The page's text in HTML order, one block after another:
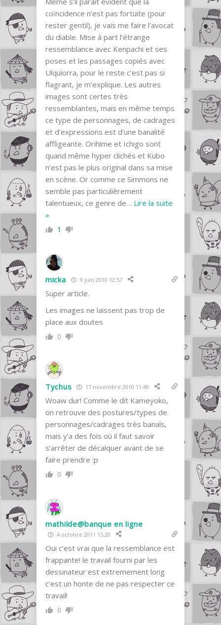
coïncidence n’est pas fortuite (pour
rester gentil), je vais me faire l’avocat
du diable. Mise à part l’étrange
ressemblance avec Kenpachi et ses
poses et les passages copiés avec
Ulquiorra, pour le reste c’est pas si
flagrant, je m’explique. Les autres
images sont certes très
ressemblantes, mais en même temps
ce type de personnages, de cadrages
et d’expressions est d’une banalité
affligeante. Orihime et Ichigo sont
quand même hyper clichés et Kubo
n’est pas le plus original dans sa mise
en scène. Or comme ce Simmons ne
semble pas particulièrement
talentueux, ce genre de… Lire la suite
»
1
micka 9 juin 2010 12:57
Super article.
Les images ne laissent pas trop de
place aux doutes
0
Tychus 17 novembre 2010 11:49
Woaw dur! Comme le dit Kameyoko,
on retrouve des postures/types de
personnages/cadrages très banals,
mais y’a des fois où il faut savoir
s’arrêter de décalquer avant de se
faire prendre :p
0
mathilde@banque en ligne
4 octobre 2011 15:20
Oui c’est vrai que la ressemblance est
frappante! le travail fourni par les
dessinateur est extremement long
c’est un honte de ne pas respecter ce
travail!
0